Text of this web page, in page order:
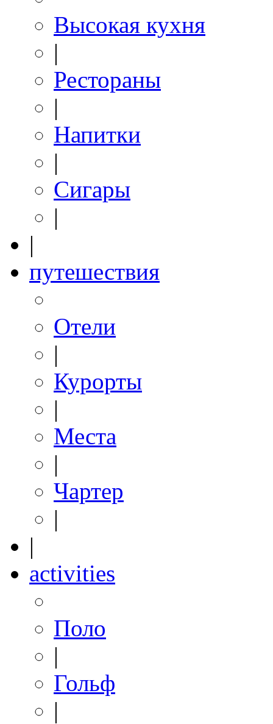
Высокая кухня
|
Рестораны
|
Напитки
|
Сигары
|
|
путешествия
Отели
|
Курорты
|
Места
|
Чартер
|
|
activities
Поло
|
Гольф
|